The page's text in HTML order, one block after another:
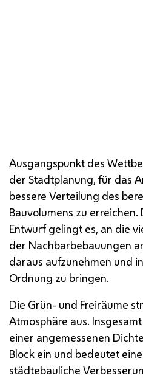
Ausgangspunkt des
der Stadtplanung, für das
bessere Verteilung des
Bauvolumens zu
Entwurf gelingt es, an die
der Nachbarbebauungen
daraus aufzunehmen und
Ordnung zu bringen.
Die Grün- und Freiräume
Atmosphäre aus.
einer angemessenen
Block ein und bedeutet
städtebauliche